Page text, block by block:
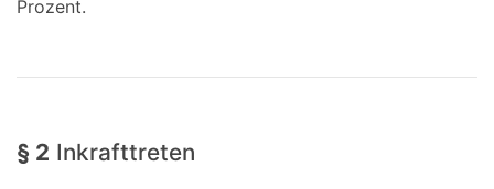
Prozent.
§ 2 Inkrafttreten